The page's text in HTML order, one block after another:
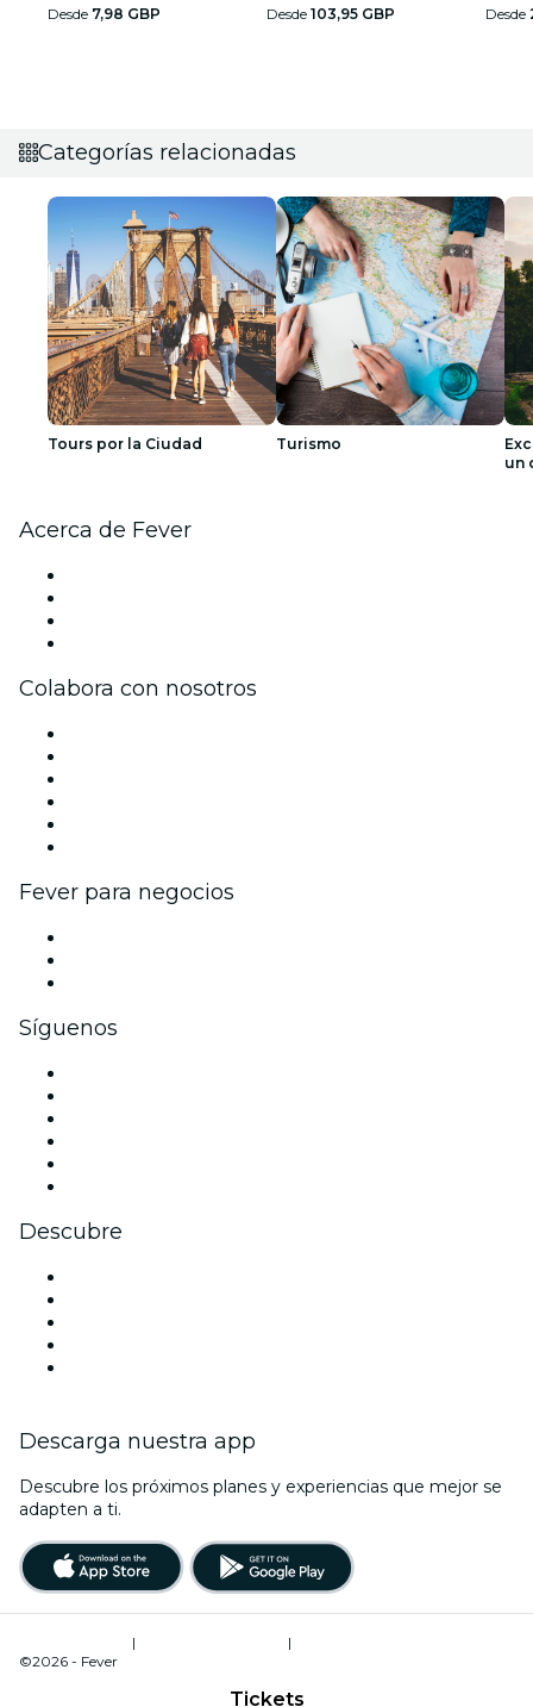
Tickets
Desde 7,98 GBP
Desde 103,95 GBP
Desde
Categorías relacionadas
Tours por la Ciudad Turismo
un
Acerca de Fever
Colabora con nosotros
Fever para negocios
Síguenos
Descubre
Descarga nuestra app
Descubre los próximos planes y experiencias que mejor se
adapten a ti.
| |
©2026 - Fever